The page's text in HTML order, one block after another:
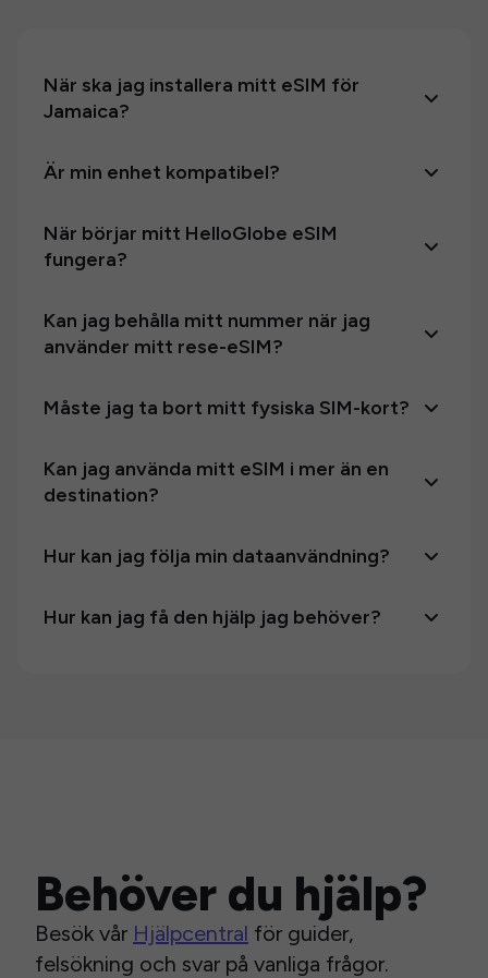
När ska jag installera mitt eSIM för
Jamaica?
Är min enhet kompatibel?
När börjar mitt HelloGlobe eSIM
fungera?
Kan jag behålla mitt nummer när jag
använder mitt rese-eSIM?
Måste jag ta bort mitt fysiska SIM-kort?
Kan jag använda mitt eSIM i mer än en
destination?
Hur kan jag följa min dataanvändning?
Hur kan jag få den hjälp jag behöver?
Behöver du hjälp?
Besök vår Hjälpcentral för guider,
felsökning och svar på vanliga frågor.